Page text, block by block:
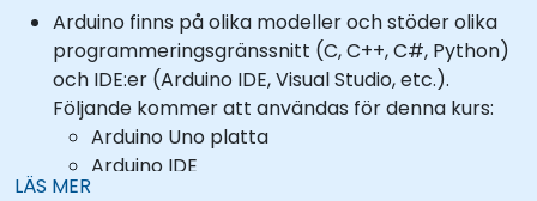
Arduino finns på olika modeller och stöder olika
programmeringsgränssnitt (C, C++, C#, Python)
och IDE:er (Arduino IDE, Visual Studio, etc.).
Följande kommer att användas för denna kurs:
Arduino Uno platta
Arduino IDE
LÄS MER